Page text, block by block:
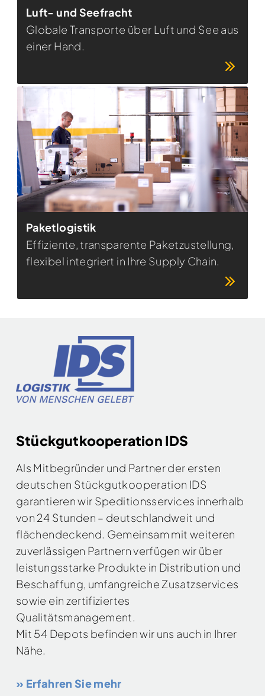
Luft- und Seefracht
Globale Transporte über Luft und See aus
einer Hand.
Paketlogistik
Effiziente, transparente Paketzustellung,
flexibel integriert in Ihre Supply Chain.
Stückgutkooperation IDS
Als Mitbegründer und Partner der ersten
deutschen Stückgutkooperation IDS
garantieren wir Speditionsservices innerhalb
von 24 Stunden – deutschlandweit und
flächendeckend. Gemeinsam mit weiteren
zuverlässigen Partnern verfügen wir über
leistungsstarke Produkte in Distribution und
Beschaffung, umfangreiche Zusatzservices
sowie ein zertifiziertes
Qualitätsmanagement.
Mit 54 Depots befinden wir uns auch in Ihrer
Nähe.
» Erfahren Sie mehr